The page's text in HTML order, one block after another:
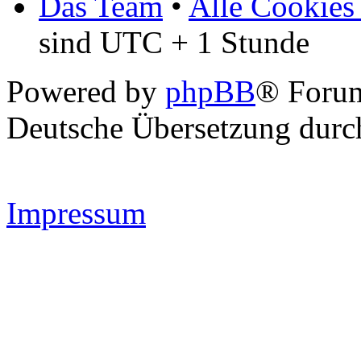
sind UTC + 1 Stunde
Powered by phpBB®
Deutsche Übersetzung
Impressum